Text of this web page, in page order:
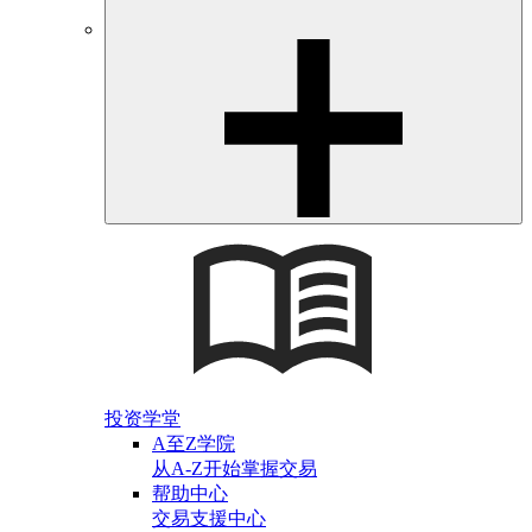
投资学堂
A至Z学院
从A-Z开始掌握交易
帮助中心
交易支援中心